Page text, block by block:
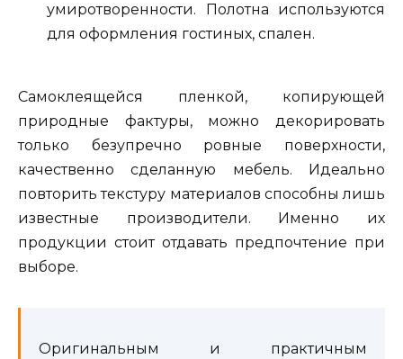
умиротворенности. Полотна используются
для оформления гостиных, спален.
Самоклеящейся пленкой, копирующей
природные фактуры, можно декорировать
только безупречно ровные поверхности,
качественно сделанную мебель. Идеально
повторить текстуру материалов способны лишь
известные производители. Именно их
продукции стоит отдавать предпочтение при
выборе.
Оригинальным и практичным